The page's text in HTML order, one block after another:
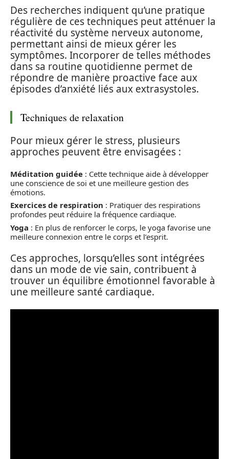
Des recherches indiquent qu’une pratique
régulière de ces techniques peut atténuer la
réactivité du système nerveux autonome,
permettant ainsi de mieux gérer les
symptômes. Incorporer de telles méthodes
dans sa routine quotidienne permet de
répondre de manière proactive face aux
épisodes d’anxiété liés aux extrasystoles.
Techniques de relaxation
Pour mieux gérer le stress, plusieurs
approches peuvent être envisagées :
Méditation guidée : Cette technique aide à développer
une conscience de soi et une meilleure gestion des
émotions.
Exercices de respiration : Pratiquer des respirations
profondes peut réduire la fréquence cardiaque.
Yoga : En plus de renforcer le corps, le yoga favorise une
meilleure connexion entre le corps et l’esprit.
Ces approches, lorsqu’elles sont intégrées
dans un mode de vie sain, contribuent à
trouver un équilibre émotionnel favorable à
une meilleure santé cardiaque.